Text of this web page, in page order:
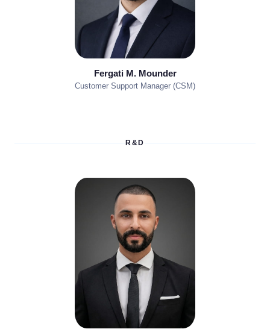
Fergati M. Mounder
Customer Support Manager (CSM)
R&D